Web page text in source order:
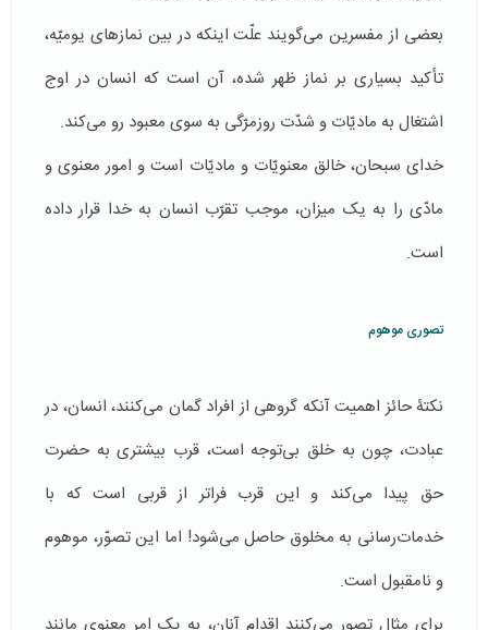
بعضی از مفسرین می‌گویند علّت اینکه در بین نمازهای یومیّه،
تأکید بسیاری بر نماز ظهر شده، آن است که انسان در اوج
اشتغال به مادیّات و شدّت روزمرّگی به سوی معبود رو می‌كند.
خدای سبحان، خالق معنویّات و مادیّات است و امور معنوی و
مادّی را به یک میزان، موجب تقرّب انسان به خدا قرار داده
است.
تصوری موهوم
نکتۀ حائز اهمیت آنکه گروهی از افراد گمان می‌کنند، انسان، در
عبادت، چون به خلق بی‌توجه است، قرب بیشتری به حضرت
حق پیدا می‌كند و این قرب فراتر از قربی است که با
خدمات‌رسانی به مخلوق حاصل می‌شود! اما این تصوّر، موهوم
و نامقبول است.